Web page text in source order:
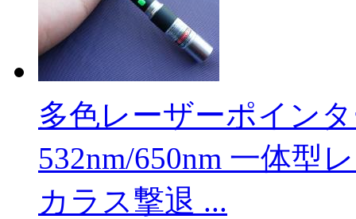
多色レーザーポイン
532nm/650nm 一体型
カラス撃退 ...